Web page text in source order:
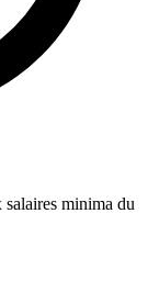
minima du